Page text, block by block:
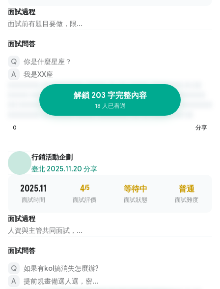
面試過程
面試前有題目要做，限...
面試問答
你是什麼星座？
我是XX座
解鎖 203 字完整內容
18 人已看過
0 分享
行銷活動企劃
臺北·2025.11.20 分享
2025.11
面試時間
4/5
面試評價
等待中
面試狀態
普通
面試難度
面試過程
人資與主管共同面試，...
面試問答
如果有kol搞消失怎麼辦?
提前規畫備選人選，密...